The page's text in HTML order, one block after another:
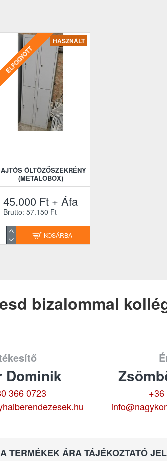
HASZNÁLT
ELFOGYOTT
ÖLTÖZŐSZEKRÉNY
(METALOBOX)
45.000 Ft + Áfa
Brutto: 57.150 Ft
KOSÁRBA
bizalommal
Dominik
366 0723
A TERMÉKEK ÁRA TÁJÉKOZTATÓ